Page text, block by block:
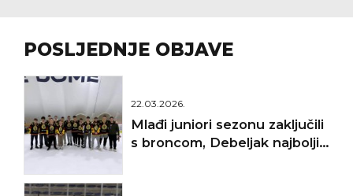
POSLJEDNJE OBJAVE
22.03.2026.
Mlađi juniori sezonu zaključili
s broncom, Debeljak najbolji